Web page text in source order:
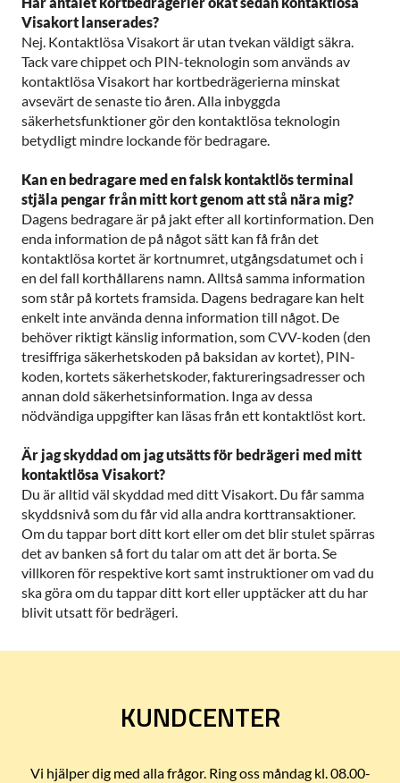
Visakort lanserades?
Nej. Kontaktlösa Visakort är utan tvekan väldigt säkra.
Tack vare chippet och PIN-teknologin som används av
kontaktlösa Visakort har kortbedrägerierna minskat
avsevärt de senaste tio åren. Alla inbyggda
säkerhetsfunktioner gör den kontaktlösa teknologin
betydligt mindre lockande för bedragare.
Kan en bedragare med en falsk kontaktlös terminal
stjäla pengar från mitt kort genom att stå nära mig?
Dagens bedragare är på jakt efter all kortinformation. Den
enda information de på något sätt kan få från det
kontaktlösa kortet är kortnumret, utgångsdatumet och i
en del fall korthållarens namn. Alltså samma information
som står på kortets framsida. Dagens bedragare kan helt
enkelt inte använda denna information till något. De
behöver riktigt känslig information, som CVV-koden (den
tresiffriga säkerhetskoden på baksidan av kortet), PIN-
koden, kortets säkerhetskoder, faktureringsadresser och
annan dold säkerhetsinformation. Inga av dessa
nödvändiga uppgifter kan läsas från ett kontaktlöst kort.
Är jag skyddad om jag utsätts för bedrägeri med mitt
kontaktlösa Visakort?
Du är alltid väl skyddad med ditt Visakort. Du får samma
skyddsnivå som du får vid alla andra korttransaktioner.
Om du tappar bort ditt kort eller om det blir stulet spärras
det av banken så fort du talar om att det är borta. Se
villkoren för respektive kort samt instruktioner om vad du
ska göra om du tappar ditt kort eller upptäcker att du har
blivit utsatt för bedrägeri.
KUNDCENTER
Vi hjälper dig med alla frågor. Ring oss måndag kl. 08.00-